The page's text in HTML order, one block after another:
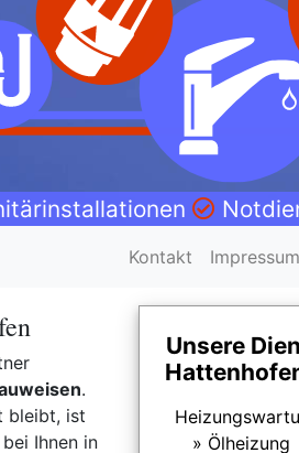
Kontakt Impressum
.
bleibt, ist
Ihnen in
Unsere
Ölheizung